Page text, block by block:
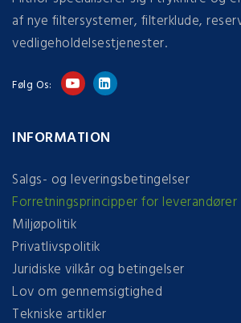
af nye filtersystemer, filterklude,
vedligeholdelsestjenester.
Følg Os:
INFORMATION
Salgs- og leveringsbetingelser
Forretningsprincipper for leverandører
Miljøpolitik
Privatlivspolitik
Juridiske vilkår og betingelser
Lov om gennemsigtighed
Tekniske artikler